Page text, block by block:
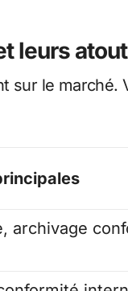
leurs
sur le marché.
archivage